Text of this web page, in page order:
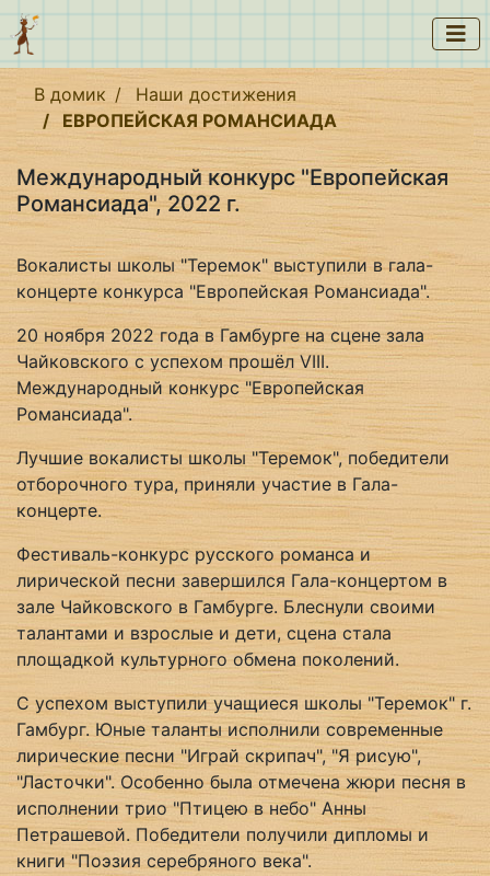
В домик
Наши достижения
ЕВРОПЕЙСКАЯ РОМАНСИАДА
Международный конкурс "Европейская
Романсиада", 2022 г.
Вокалисты школы "Теремок" выступили в гала-
концерте конкурса "Европейская Романсиада".
20 ноября 2022 года в Гамбурге на сцене зала
Чайковского с успехом прошёл VIII.
Международный конкурс "Европейская
Романсиада".
Лучшие вокалисты школы "Теремок", победители
отборочного тура, приняли участие в Гала-
концерте.
Фестиваль-конкурс русского романса и
лирической песни завершился Гала-концертом в
зале Чайковского в Гамбурге. Блеснули своими
талантами и взрослые и дети, сцена стала
площадкой культурного обмена поколений.
С успехом выступили учащиеся школы "Теремок" г.
Гамбург. Юные таланты исполнили современные
лирические песни "Играй скрипач", "Я рисую",
"Ласточки". Особенно была отмечена жюри песня в
исполнении трио "Птицею в небо" Анны
Петрашевой. Победители получили дипломы и
книги "Поэзия серебряного века".